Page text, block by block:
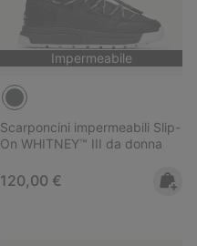
Impermeabile
Scarponcini impermeabili Slip-
On WHITNEY™ III da donna
Regular price:
120,00 €